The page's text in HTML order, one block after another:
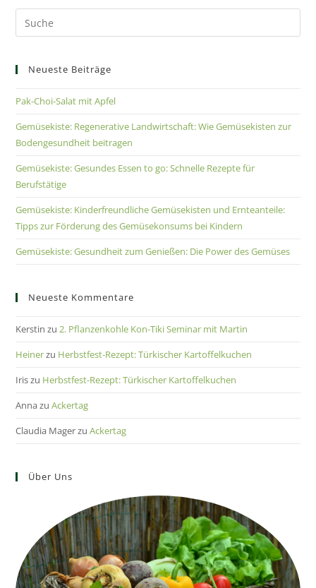
Neueste Beiträge
Pak-Choi-Salat mit Apfel
Gemüsekiste: Regenerative Landwirtschaft: Wie Gemüsekisten zur
Bodengesundheit beitragen
Gemüsekiste: Gesundes Essen to go: Schnelle Rezepte für
Berufstätige
Gemüsekiste: Kinderfreundliche Gemüsekisten und Ernteanteile:
Tipps zur Förderung des Gemüsekonsums bei Kindern
Gemüsekiste: Gesundheit zum Genießen: Die Power des Gemüses
Neueste Kommentare
Kerstin zu2. Pflanzenkohle Kon-Tiki Seminar mit Martin
Heinerzu Herbstfest-Rezept: Türkischer Kartoffelkuchen
Iriszu Herbstfest-Rezept: Türkischer Kartoffelkuchen
AnnazuAckertag
Claudia MagerzuAckertag
Über Uns